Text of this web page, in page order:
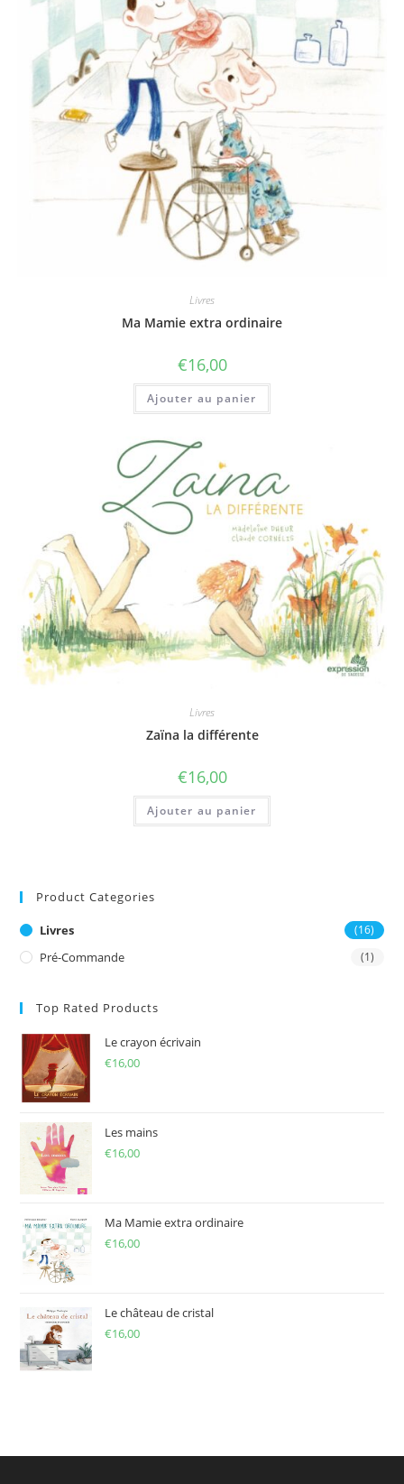
Livres
Ma Mamie extra ordinaire
€16,00
Ajouter au panier
Livres
Zaïna la différente
€16,00
Ajouter au panier
Product Categories
Livres (16)
Pré-Commande (1)
Top Rated Products
Le crayon écrivain
€16,00
Les mains
€16,00
Ma Mamie extra ordinaire
€16,00
Le château de cristal
€16,00